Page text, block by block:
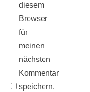
diesem
Browser
für
meinen
nächsten
Kommentar
speichern.